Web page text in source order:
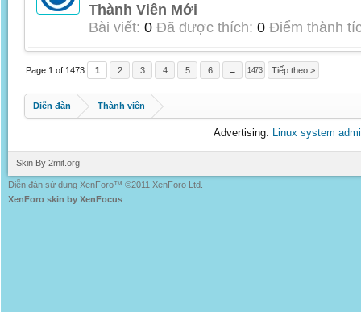
Thành Viên Mới
Bài viết: 0 Đã được thích: 0 Điểm thành
Page 1 of 1473 1 2 3 4 5 6 → 1473 Tiếp theo >
Diễn đàn Thành viên
Advertising: Linux system
Skin By 2mit.org
Diễn đàn sử dụng XenForo™ ©2011 XenForo Ltd.
XenForo skin by XenFocus